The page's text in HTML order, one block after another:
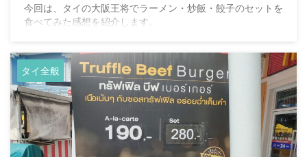
今回は、タイの大阪王将でラーメン・炒飯・餃子のセットを
食べてみた感想を紹介します。
タイ全般